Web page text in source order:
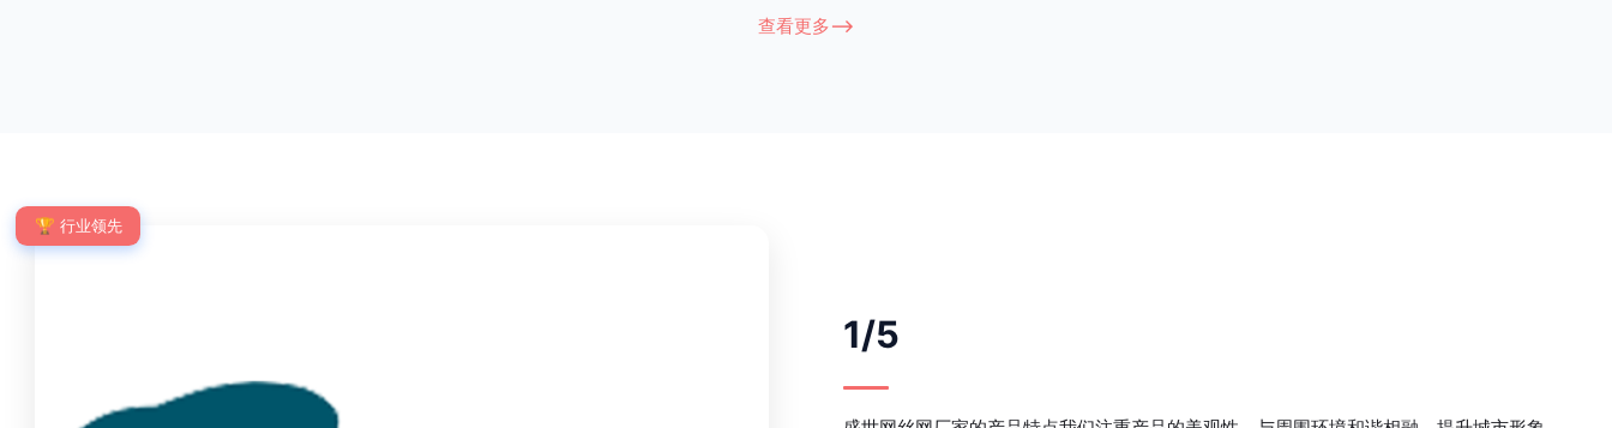
栓，再加上防盗垫圈，这样能够避免护栏被人轻易查看更多-->
🏆 行业领先
1/5